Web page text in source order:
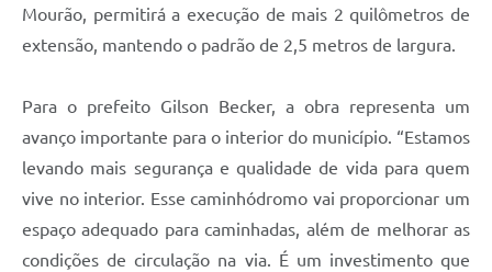
Mourão, permitirá a execução de mais 2 quilômetros de
extensão, mantendo o padrão de 2,5 metros de largura.
Para o prefeito Gilson Becker, a obra representa um
avanço importante para o interior do município. “Estamos
levando mais segurança e qualidade de vida para quem
vive no interior. Esse caminhódromo vai proporcionar um
espaço adequado para caminhadas, além de melhorar as
condições de circulação na via. É um investimento que